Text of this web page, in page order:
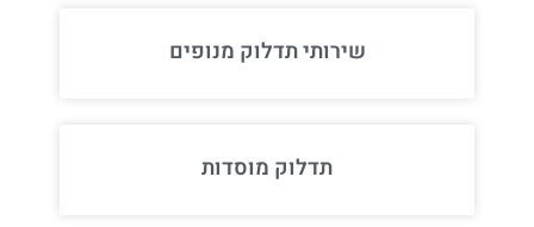
שירותי תדלוק מנופים
תדלוק מוסדות